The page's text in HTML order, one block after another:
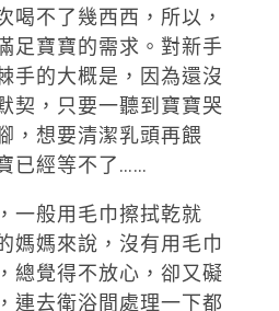
喝不了幾西西，所以，
足寶寶的需求。對新手
手的大概是，因為還沒
契，只要一聽到寶寶哭
，想要清潔乳頭再餵
已經等不了……
一般用毛巾擦拭乾就
媽媽來說，沒有用毛巾
總覺得不放心，卻又礙
連去衛浴間處理一下都